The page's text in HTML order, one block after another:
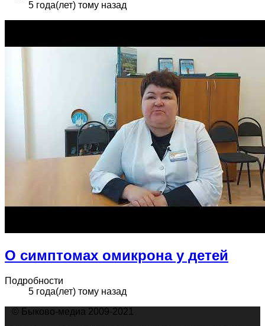
5 года(лет) тому назад
О симптомах омикрона у детей
Подробности
5 года(лет) тому назад
© Быково-медиа 2009-2021